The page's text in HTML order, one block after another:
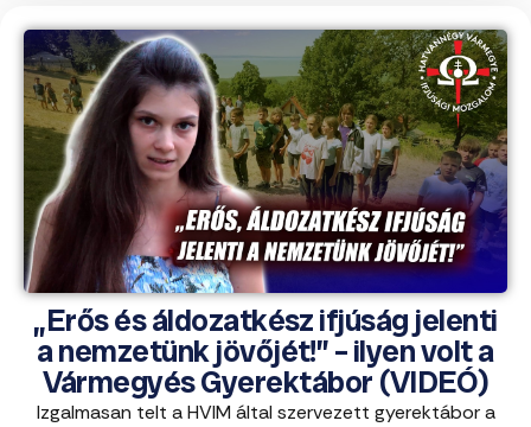
„Erős és áldozatkész ifjúság jelenti
a nemzetünk jövőjét!” – ilyen volt a
Vármegyés Gyerektábor (VIDEÓ)
Izgalmasan telt a HVIM által szervezett gyerektábor a